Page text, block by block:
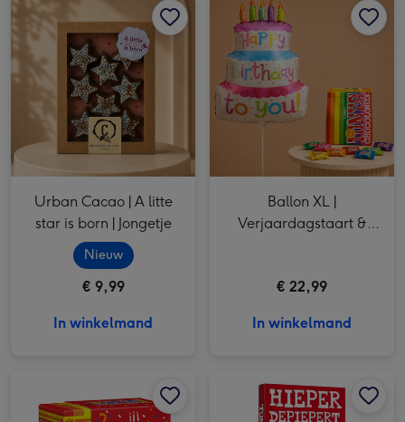
Urban Cacao | A litte
star is born | Jongetje
Nieuw
€ 9,99
In winkelmand
Ballon XL |
Verjaardagstaart &
€ 22,99
In winkelmand